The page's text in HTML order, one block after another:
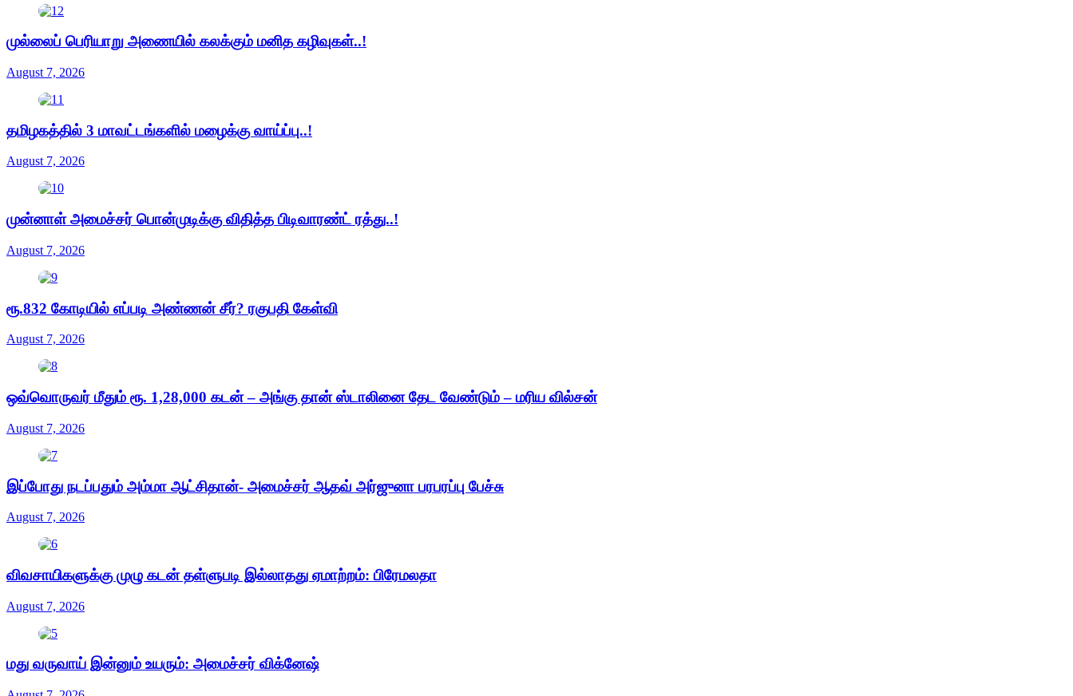
முல்லைப் பெரியாறு அணையில் கலக்கும் மனித கழிவுகள்..!
August 7, 2026
தமிழகத்தில் 3 மாவட்டங்களில் மழைக்கு வாய்ப்பு..!
August 7, 2026
முன்னாள் அமைச்சர் பொன்முடிக்கு விதித்த பிடிவாரண்ட் ரத்து..!
August 7, 2026
ரூ.832 கோடியில் எப்படி அண்ணன் சீர்? ரகுபதி கேள்வி
August 7, 2026
ஒவ்வொருவர் மீதும் ரூ. 1,28,000 கடன் – அங்கு தான் ஸ்டாலினை தேட வேண்டும் – மரிய வில்சன்
August 7, 2026
இப்போது நடப்பதும் அம்மா ஆட்சிதான்- அமைச்சர் ஆதவ் அர்ஜுனா பரபரப்பு பேச்சு
August 7, 2026
விவசாயிகளுக்கு முழு கடன் தள்ளுபடி இல்லாதது ஏமாற்றம்: பிரேமலதா
August 7, 2026
மது வருவாய் இன்னும் உயரும்: அமைச்சர் விக்னேஷ்